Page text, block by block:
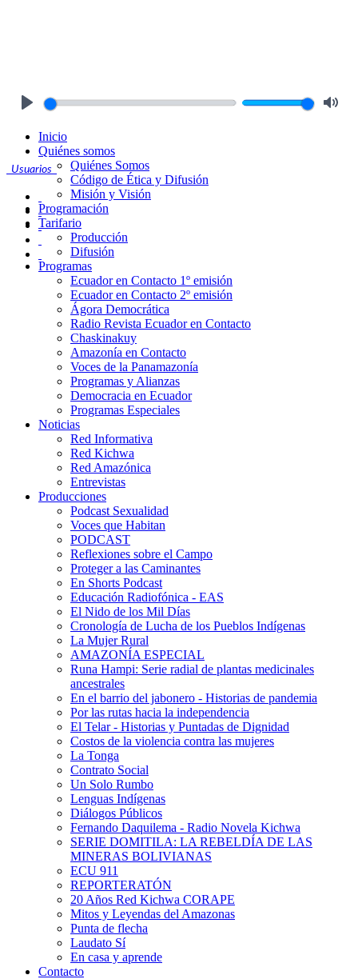
Usuarios
Inicio
Quiénes somos
Quiénes Somos
Código de Ética y Difusión
Misión y Visión
Programación
Tarifario
Producción
Difusión
Programas
Ecuador en Contacto 1º emisión
Ecuador en Contacto 2º emisión
Ágora Democrática
Radio Revista Ecuador en Contacto
Chaskinakuy
Amazonía en Contacto
Voces de la Panamazonía
Programas y Alianzas
Democracia en Ecuador
Programas Especiales
Noticias
Red Informativa
Red Kichwa
Red Amazónica
Entrevistas
Producciones
Podcast Sexualidad
Voces que Habitan
PODCAST
Reflexiones sobre el Campo
Proteger a las Caminantes
En Shorts Podcast
Educación Radiofónica - EAS
El Nido de los Mil Días
Cronología de Lucha de los Pueblos Indígenas
La Mujer Rural
AMAZONÍA ESPECIAL
Runa Hampi: Serie radial de plantas medicinales
ancestrales
En el barrio del jabonero - Historias de pandemia
Por las rutas hacia la independencia
El Telar - Historias y Puntadas de Dignidad
Costos de la violencia contra las mujeres
La Tonga
Contrato Social
Un Solo Rumbo
Lenguas Indígenas
Diálogos Públicos
Fernando Daquilema - Radio Novela Kichwa
SERIE DOMITILA: LA REBELDÍA DE LAS
MINERAS BOLIVIANAS
ECU 911
REPORTERATÓN
20 Años Red Kichwa CORAPE
Mitos y Leyendas del Amazonas
Punta de flecha
Laudato Sí
En casa y aprende
Contacto